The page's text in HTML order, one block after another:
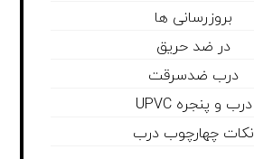
بروزرسانی ها
در ضد حریق
درب ضدسرقت
درب و پنجره UPVC
نکات چهارچوب درب